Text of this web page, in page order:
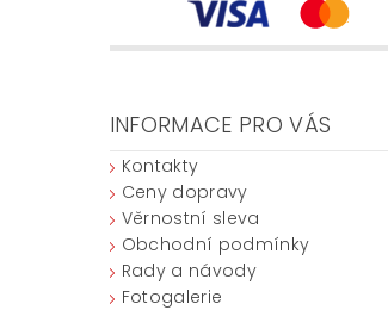
INFORMACE PRO VÁS
Kontakty
Ceny dopravy
Věrnostní sleva
Obchodní podmínky
Rady a návody
Fotogalerie